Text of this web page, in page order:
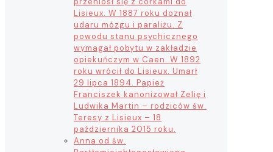
Lisieux. W 1887 roku doznał
udaru mózgu i paraliżu. Z
powodu stanu psychicznego
wymagał pobytu w zakładzie
opiekuńczym w Caen. W 1892
roku wrócił do Lisieux. Umarł
29 lipca 1894. Papież
Franciszek kanonizował Zelię i
Ludwika Martin – rodziców św.
Teresy z Lisieux – 18
października 2015 roku.
Anna od św.